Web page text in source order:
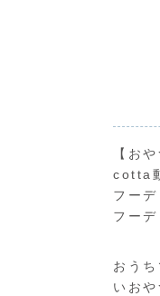
【お
cotta
フー
フー
おう
いおや